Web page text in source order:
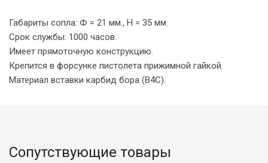
Габариты сопла: Ф = 21 мм., H = 35 мм.
Срок службы: 1000 часов.
Имеет прямоточную конструкцию.
Крепится в форсунке пистолета прижимной гайкой.
Материал вставки карбид бора (B4C).
Сопутствующие товары